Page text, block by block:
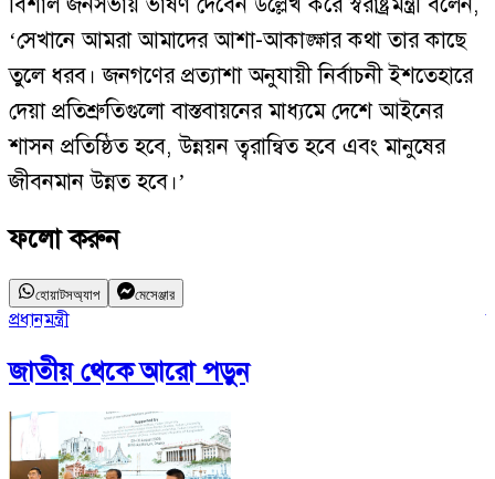
‘সেখানে আমরা আমাদের আশা-আকাঙ্ক্ষার কথা তার কাছে
তুলে ধরব। জনগণের প্রত্যাশা অনুযায়ী নির্বাচনী ইশতেহারে
দেয়া প্রতিশ্রুতিগুলো বাস্তবায়নের মাধ্যমে দেশে আইনের
শাসন প্রতিষ্ঠিত হবে, উন্নয়ন ত্বরান্বিত হবে এবং মানুষের
জীবনমান উন্নত হবে।’
ফলো করুন
হোয়াটসঅ্যাপ মেসেঞ্জার
প্রধানমন্ত্রী
জাতীয়থেকে আরো পড়ুন